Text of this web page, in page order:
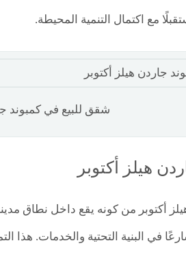
مع اكتمال التنمية المحيطة.
شقق للبيع في كمبوند
هيلز أكتوبر
في البنية التحتية والخدمات.